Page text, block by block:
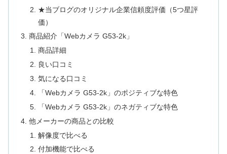
★当ブログのオリジナル企業信頼度評価（5つ星評
価）
商品紹介「Webカメラ G53-2k」
商品詳細
良い口コミ
気になる口コミ
「Webカメラ G53-2k」のポジティブな特色
「Webカメラ G53-2k」のネガティブな特色
他メーカーの商品との比較
解像度で比べる
付加機能で比べる